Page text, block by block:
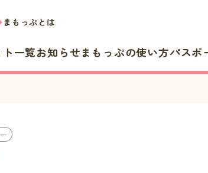
まもっぷとは
一覧お知らせまもっぷの使い方パスポ